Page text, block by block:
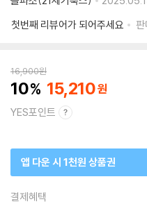
첫번째 리뷰어가 되어주세요
판
16,900원
10 15,210
YES포인트
앱 다운 시 1천원 상품권
결제혜택